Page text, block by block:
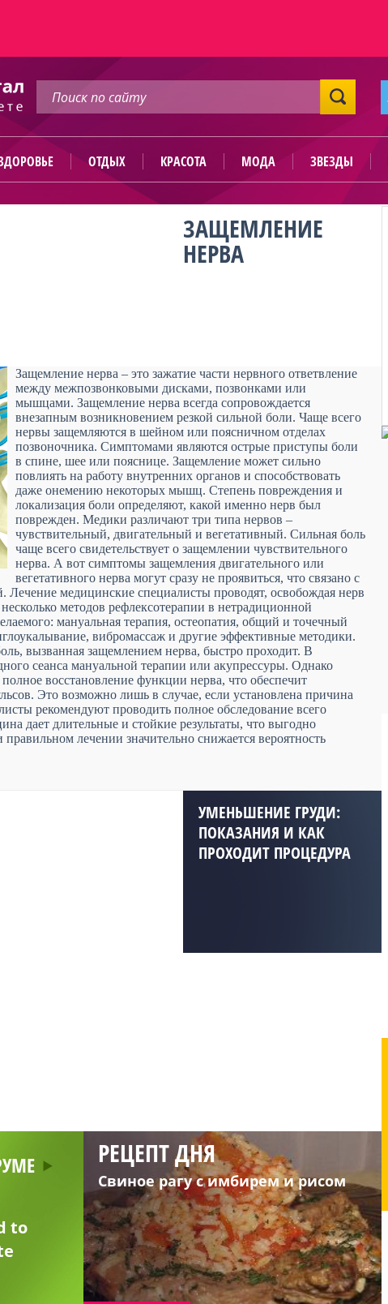
ОТДЫХ КРАСОТА МОДА ЗВЕЗДЫ
ЗАЩЕМЛЕНИЕ
НЕРВА
Защемление нерва – это зажатие части нервного ответвление
между межпозвонковыми дисками, позвонками или
мышцами. Защемление нерва всегда сопровождается
внезапным возникновением резкой сильной боли. Чаще всего
нервы защемляются в шейном или поясничном отделах
позвоночника. Симптомами являются острые приступы боли
в спине, шее или пояснице. Защемление может сильно
повлиять на работу внутренних органов и способствовать
даже онемению некоторых мышц. Степень повреждения и
локализация боли определяют, какой именно нерв был
поврежден. Медики различают три типа нервов –
чувствительный, двигательный и вегетативный. Сильная боль
чаще всего свидетельствует о защемлении чувствительного
нерва. А вот симптомы защемления двигательного или
вегетативного нерва могут сразу не проявиться, что связано с
Лечение медицинские специалисты проводят, освобождая нерв
методов рефлексотерапии в нетрадиционной
мануальная терапия, остеопатия, общий и точечный
вибромассаж и другие эффективные методики.
вызванная защемлением нерва, быстро проходит. В
сеанса мануальной терапии или акупрессуры. Однако
полное восстановление функции нерва, что обеспечит
Это возможно лишь в случае, если установлена причина
рекомендуют проводить полное обследование всего
дает длительные и стойкие результаты, что выгодно
лечении значительно снижается вероятность
УМЕНЬШЕНИЕ ГРУДИ:
ПОКАЗАНИЯ И КАК
ПРОХОДИТ ПРОЦЕДУРА
to
РЕЦЕПТ ДНЯ
Свиное рагу с имбирем и рисом